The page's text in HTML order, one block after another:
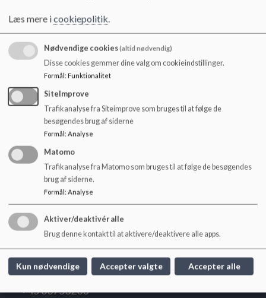
o
Undervisningsmiljøvurdering
Dokumenter
Undervisningsmiljøvurdering 23 - 26.pdf
Ubberud Skole
Ubberudvej 30, 5491 Blommenslyst
ubberud-skole.BUF@odense.dk
+45 63753200
Læs mere icookiepolitik.
Nødvendige cookies(altid nødvendig)
Disse cookies gemmer dine valg om cookieindstillinger.
Formål: Funktionalitet
SiteImprove
Trafikanalyse fra Siteimprove som bruges til at følge de
besøgendes brug af siderne
Formål: Analyse
Matomo
Trafikanalyse fra Matomo som bruges til at følge de besøgendes
brug af siderne.
Formål: Analyse
Aktiver/deaktivér alle
Brug denne kontakt til at aktivere/deaktivere alle apps.
Kun nødvendige Accepter valgte Accepter alle